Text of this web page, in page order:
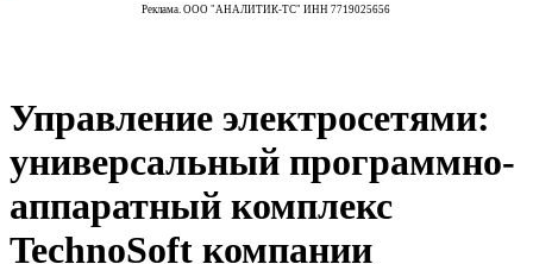
Реклама. ООО "АНАЛИТИК-ТС" ИНН 7719025656
Управление электросетями:
универсальный программно-
аппаратный комплекс
TechnoSoft компании